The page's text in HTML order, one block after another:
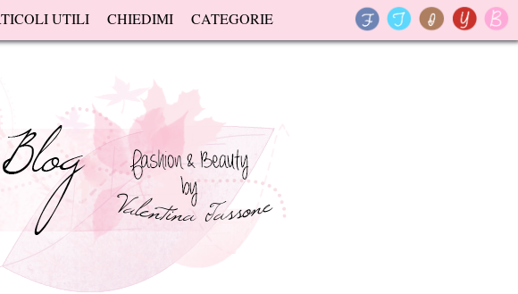
UTILI CHIEDIMI CATEGORIE